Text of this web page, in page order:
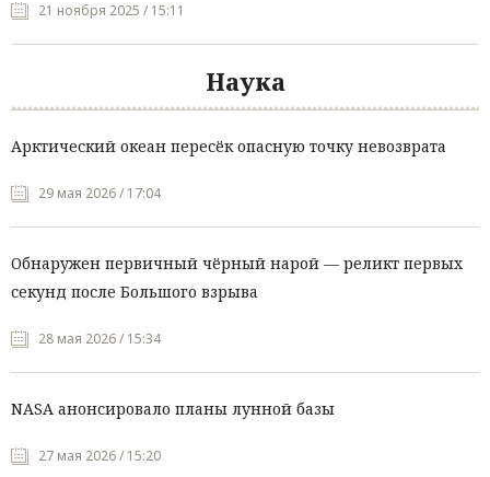
21 ноября 2025 / 15:11
Наука
Арктический океан пересёк опасную точку невозврата
29 мая 2026 / 17:04
Обнаружен первичный чёрный нарой — реликт первых
секунд после Большого взрыва
28 мая 2026 / 15:34
NASA анонсировало планы лунной базы
27 мая 2026 / 15:20